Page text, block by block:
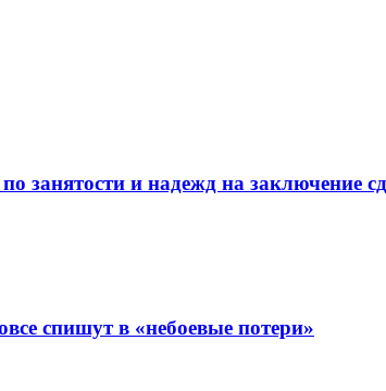
занятости и надежд на заключение
спишут в «небоевые потери»